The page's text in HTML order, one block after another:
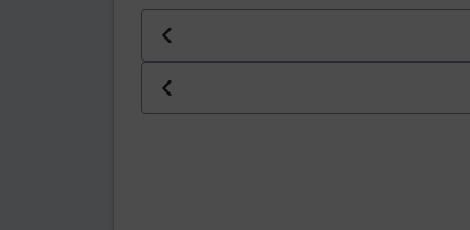
Datum der Hinfahrt
Uhrzeit der Hinfahrt